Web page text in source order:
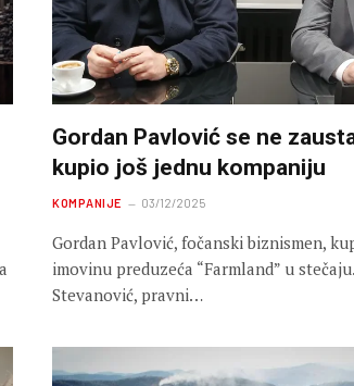
Gordan Pavlović se ne
kupio još jednu kompaniju
KOMPANIJE 03/12/2025
Gordan Pavlović, fočanski biznismen,
imovinu preduzeća “Farmland” u
Stevanović, pravni…